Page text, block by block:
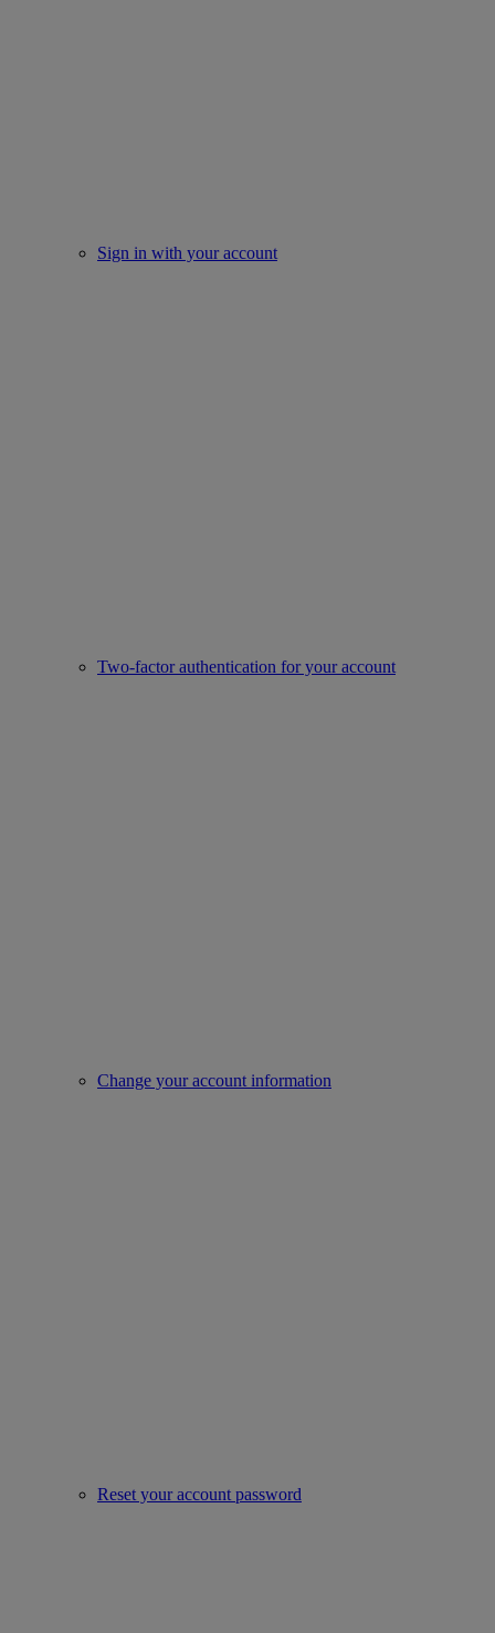
Sign in with your account
Two-factor authentication for your account
Change your account information
Reset your account password